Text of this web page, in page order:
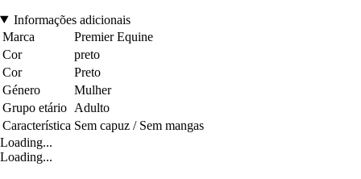
Informações adicionais
Marca
Premier Equine
Cor
preto
Cor
Preto
Género
Mulher
Grupo etário Adulto
Característica Sem capuz / Sem mangas
Loading...
Loading...